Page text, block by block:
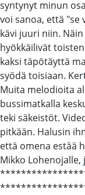
syntynyt minun
voi sanoa, että
kävi juuri niin.
hyökkäilivät
kaksi täpötäyttä
syödä toisiaan.
Muita melodioita
bussimatkalla
teki säkeistöt.
pitkään. Halusin
että omena estää
Mikko Lohenojalle,